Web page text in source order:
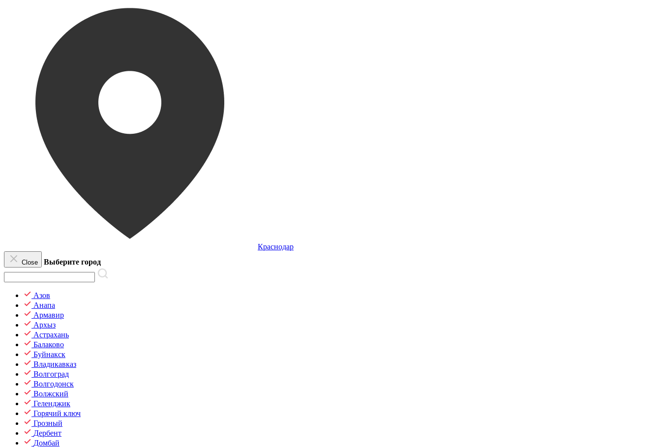
Краснодар
Close Выберите город
Азов
Анапа
Армавир
Архыз
Астрахань
Балаково
Буйнакск
Владикавказ
Волгоград
Волгодонск
Волжский
Геленджик
Горячий ключ
Грозный
Дербент
Домбай